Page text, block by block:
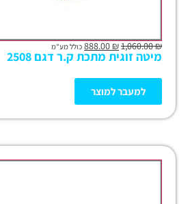
₪
1,060.00
₪ כולל מע"מ
מיטה זוגית מתכת ק.ר דגם 2508
למעבר למוצר